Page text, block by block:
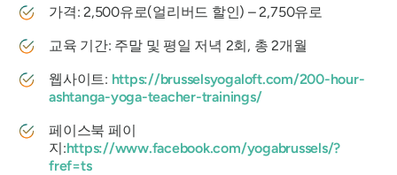
가격: 2,500유로(얼리버드 할인) – 2,750유로
교육 기간: 주말 및 평일 저녁 2회, 총 2개월
웹사이트: https://brusselsyogaloft.com/200-hour-
ashtanga-yoga-teacher-trainings/
페이스북 페이
지:https://www.facebook.com/yogabrussels/?
fref=ts